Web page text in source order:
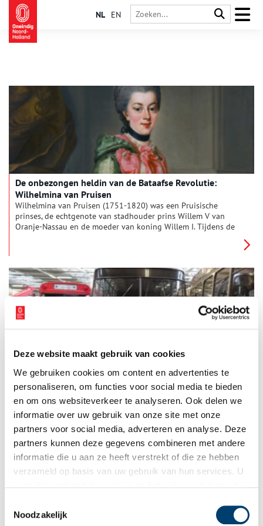
Deze website maakt gebruik van cookies
We gebruiken cookies om content en advertenties te
personaliseren, om functies voor social media te bieden
en om ons websiteverkeer te analyseren. Ook delen we
informatie over uw gebruik van onze site met onze
partners voor social media, adverteren en analyse. Deze
partners kunnen deze gegevens combineren met andere
informatie die u aan ze heeft verstrekt of die ze hebben
verzameld op basis van uw gebruik van hun services. U
Noodzakelijk
NL EN
De onbezongen heldin van de Bataafse Revolutie:
Wilhelmina van Pruisen
Wilhelmina van Pruisen (1751-1820) was een Pruisische
prinses, de echtgenote van stadhouder prins Willem V van
Oranje-Nassau en de moeder van koning Willem I. Tijdens de
gewaardeerde. De naam van Wilhelmina van Pruisen, wellicht
de belangrijkste vrouw binnen het conflict, wordt dan ook
maar weinig genoemd. Daarom hier een portret en biografie.
Varend, rollend en vliegend vervoer. Daar draait het om in het
transportmuseum. De Romeinse boot van toen en de
zonnewagen van nu.